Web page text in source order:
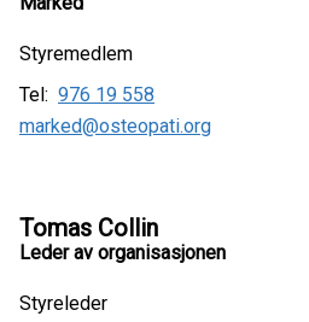
Styremedlem
Tel: 976 19 558
marked@osteopati.org
Tomas Collin
Leder av organisasjonen
Styreleder